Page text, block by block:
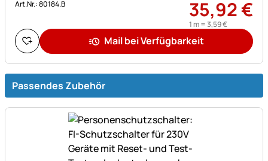
Art.Nr.: 80184.B
35,92€
1 m =3,59€
Mail bei Verfügbarkeit
Passendes Zubehör